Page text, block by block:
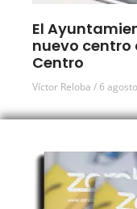
El
nuevo
Centro
Víctor Reloba 6